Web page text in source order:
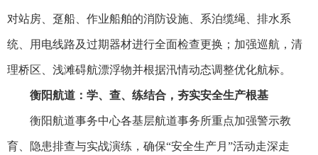
对站房、趸船、作业船舶的消防设施、系泊缆绳、排水系
统、用电线路及过期器材进行全面检查更换；加强巡航，清
理桥区、浅滩碍航漂浮物并根据汛情动态调整优化航标。
衡阳航道：学、查、练结合，夯实安全生产根基
衡阳航道事务中心各基层航道事务所重点加强警示教
育、隐患排查与实战演练，确保“安全生产月”活动走深走